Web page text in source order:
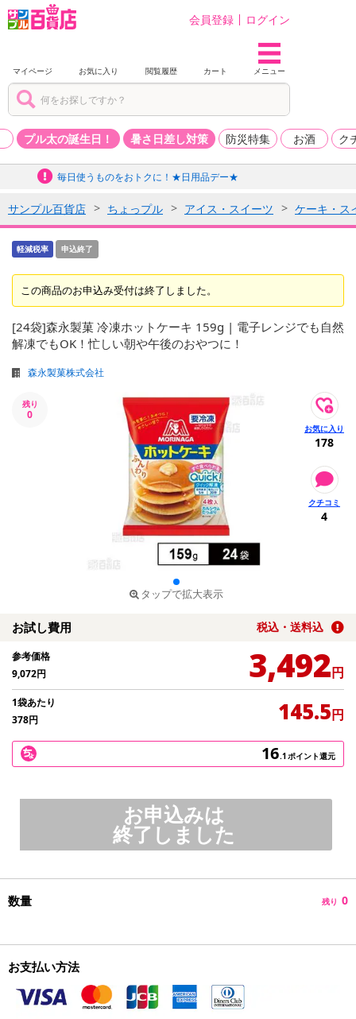
会員登録 ログイン
マイページ お気に入り 閲覧履歴 カート メニュー
プル太の誕生日！ 暑さ日差し対策 防災特集 お酒 ク
毎日使うものをおトクに！★日用品デー★
サンプル百貨店 ちょっプル アイス・スイーツ ケーキ・ス
軽減税率 申込終了
この商品のお申込み受付は終了しました。
[24袋]森永製菓 冷凍ホットケーキ 159g | 電子レンジでも自然
解凍でもOK！忙しい朝や午後のおやつに！
森永製菓株式会社
残り
0
タップで拡大表示
178
4
お試し費用 税込・送料込
参考価格
9,072円 3,492円
1袋あたり
378円 145.5円
16.1ポイント還元
お申込みは
終了しました
数量 残り 0
お支払い方法